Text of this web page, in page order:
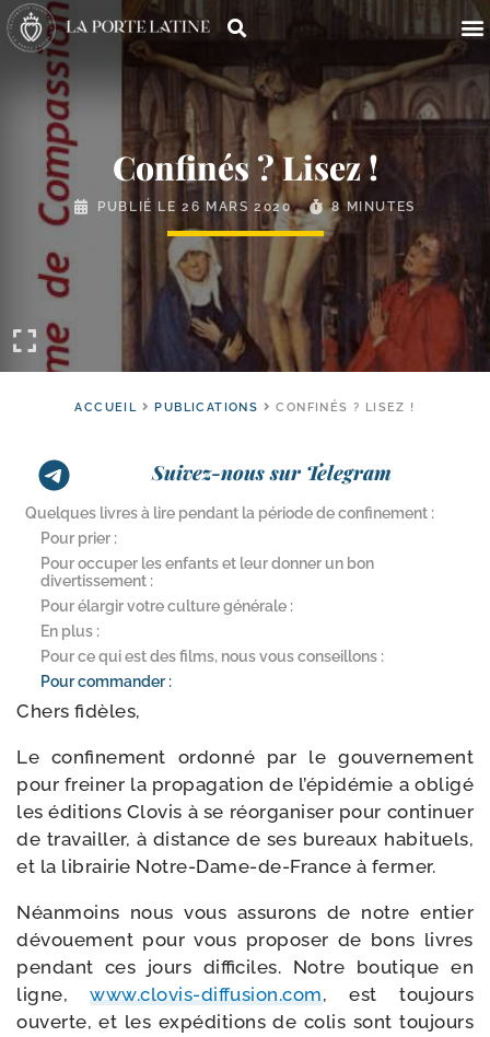
Confinés ? Lisez !
PUBLIÉ LE26 MARS 2020 8 MINUTES
ACCUEIL PUBLICATIONS CONFINÉS ? LISEZ !
Suivez-nous sur Telegram
Quelques livres à lire pendant la période de confinement :
Pour prier :
Pour occuper les enfants et leur donner un bon
divertissement :
Pour élargir votre culture générale :
En plus :
Pour ce qui est des films, nous vous conseillons :
Pour commander :
Chers fidèles,
Le confi­ne­ment ordon­né par le gou­ver­ne­ment
pour frei­ner la pro­pa­ga­tion de l’épidémie a obli­gé
les édi­tions Clovis à se réor­ga­ni­ser pour conti­nuer
de tra­vailler, à dis­tance de ses bureaux habi­tuels,
et la librai­rie Notre-​Dame-​de-​France à fermer.
Néanmoins nous vous assu­rons de notre entier
dévoue­ment pour vous pro­po­ser de bons livres
pen­dant ces jours dif­fi­ciles. Notre bou­tique en
ligne,www​.clo​vis​-dif​fu​sion​.com, est tou­jours
ouverte, et les expé­di­tions de colis sont tou­jours